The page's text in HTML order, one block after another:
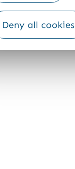
Deny all cookies
Traduction